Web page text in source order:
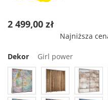
2 499,00 zł
Najniższa
Dekor Girl power